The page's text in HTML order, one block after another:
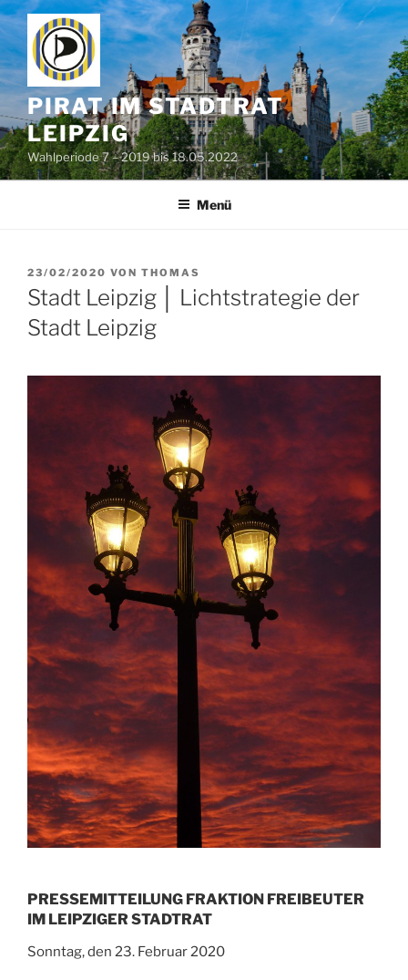
Zum
Inhalt
springen
PIRAT IM STADTRAT
LEIPZIG
Wahlperiode 7 – 2019 bis 18.05.2022
Menü
VERÖFFENTLICHT
AM
23/02/2020 VON THOMAS
Stadt Leipzig │ Lichtstrategie der
Stadt Leipzig
PRESSEMITTEILUNG FRAKTION FREIBEUTER
IM LEIPZIGER STADTRAT
Sonntag, den 23. Februar 2020